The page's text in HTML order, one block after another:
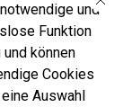
und
Funktion
können
Cookies
Auswahl